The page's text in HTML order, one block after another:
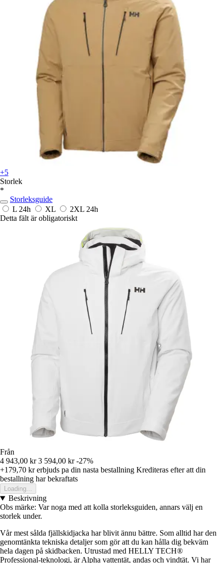
+5
Storlek
*
Storleksguide
L 24h XL 2XL 24h
Detta fält är obligatoriskt
Från
4 943,00 kr 3 594,00 kr -27%
+179,70 krerbjuds pa din nasta bestallning Krediteras efter att din
bestallning har bekraftats
Loading...
Beskrivning
Obs märke: Var noga med att kolla storleksguiden, annars välj en
storlek under.
Vår mest sålda fjällskidjacka har blivit ännu bättre. Som alltid har den
genomtänkta tekniska detaljer som gör att du kan hålla dig bekväm
hela dagen på skidbacken. Utrustad med HELLY TECH®
Professional-teknologi, är Alpha vattentät, andas och vindtät. Vi har